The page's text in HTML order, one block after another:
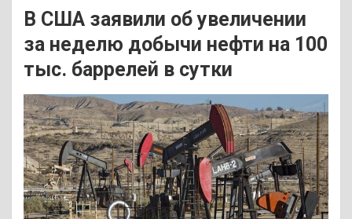
В США заявили об увеличении
за неделю добычи нефти на 100
тыс. баррелей в сутки